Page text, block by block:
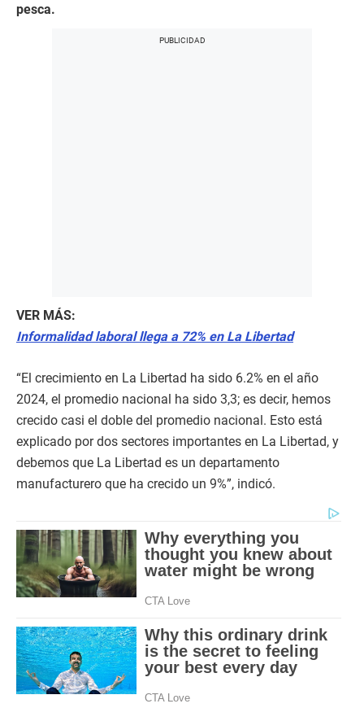
pesca.
VER MÁS:
Informalidad laboral llega a 72% en La Libertad
“El crecimiento en La Libertad ha sido 6.2% en el año
2024, el promedio nacional ha sido 3,3; es decir, hemos
crecido casi el doble del promedio nacional. Esto está
explicado por dos sectores importantes en La Libertad, y
debemos que La Libertad es un departamento
manufacturero que ha crecido un 9%”, indicó.